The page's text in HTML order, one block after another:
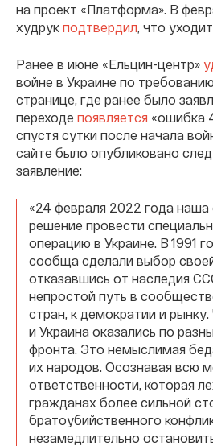
на проект «Платформа». В
худрук подтвердил, что
Ранее в июне «Ельцин-центр»
войне в Украине по
странице, где ранее было
переходе появляется «ошибка
спустя сутки после начала
сайте было опубликовано
заявление:
«24 февраля 2022 года наша
решение провести
операцию в Украине. В 1991
сообща сделали выбор
отказавшись от наследия
непростой путь в
стран, к демократии и
и Украина оказались по
фронта. Это немыслимая
их народов. Осознавая всю
ответственности, которая
гражданах более сильной
братоубийственного
незамедлительно